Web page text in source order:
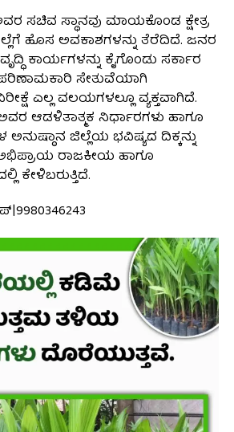
ಸಚಿವ ಸ್ಥಾನವು ಮಾಯಕೊಂಡ ಕ್ಷೇತ್ರ
ಹೊಸ ಅವಕಾಶಗಳನ್ನು ತೆರೆದಿದೆ. ಜನರ
ಕಾರ್ಯಗಳನ್ನು ಕೈಗೊಂಡು ಸರ್ಕಾರ
ಸೇತುವೆಯಾಗಿ
ಎಲ್ಲ ವಲಯಗಳಲ್ಲೂ ವ್ಯಕ್ತವಾಗಿದೆ.
ಆಡಳಿತಾತ್ಮಕ ನಿರ್ಧಾರಗಳು ಹಾಗೂ
ಜಿಲ್ಲೆಯ ಭವಿಷ್ಯದ ದಿಕ್ಕನ್ನು
ರಾಜಕೀಯ ಹಾಗೂ
ಕೇಳಿಬರುತ್ತಿದೆ.